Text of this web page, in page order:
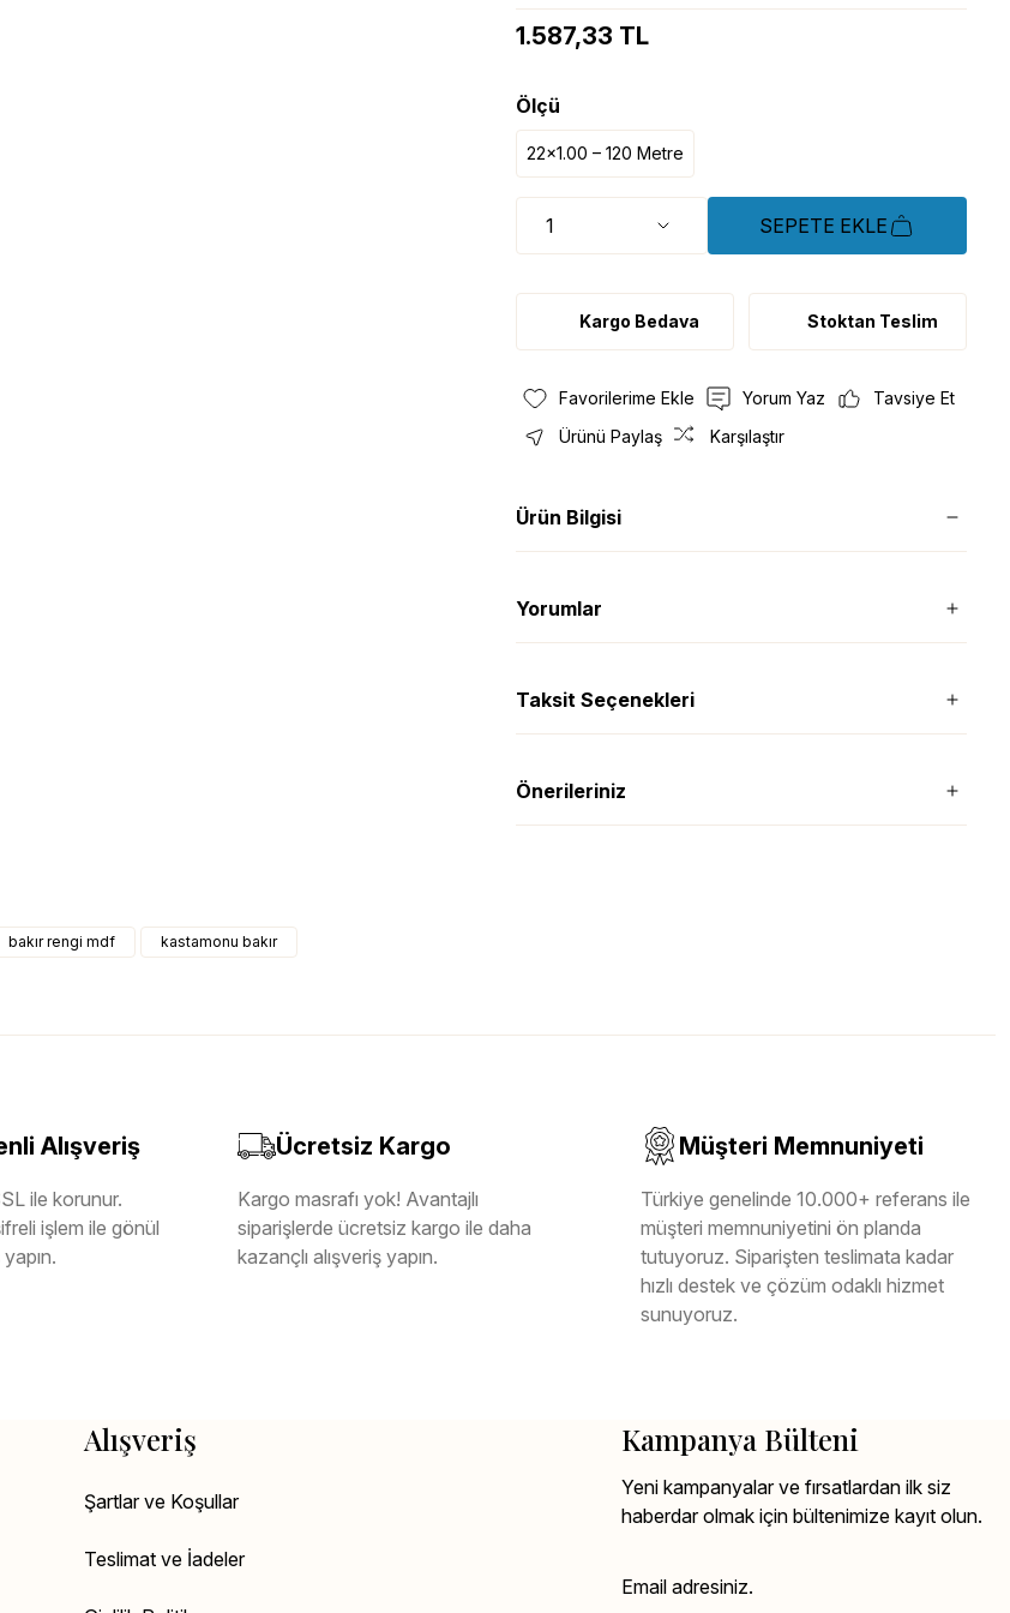
1.587,33 TL
Ölçü
22x1.00 – 120 Metre
SEPETE EKLE
Kargo Bedava Stoktan Teslim
Yorum Yaz
Tavsiye Et
Ürünü Paylaş
Karşılaştır
Ürün Bilgisi
Yorumlar
Taksit Seçenekleri
Önerileriniz
bakır rengi mdf kastamonu bakır
Alışveriş
ile korunur.
işlem ile gönül
Ücretsiz Kargo
Kargo masrafı yok! Avantajlı
siparişlerde ücretsiz kargo ile daha
kazançlı alışveriş yapın.
Müşteri Memnuniyeti
Türkiye genelinde 10.000+ referans ile
müşteri memnuniyetini ön planda
tutuyoruz. Siparişten teslimata kadar
hızlı destek ve çözüm odaklı hizmet
sunuyoruz.
Alışveriş
Şartlar ve Koşullar
Teslimat ve İadeler
Kampanya Bülteni
Yeni kampanyalar ve fırsatlardan ilk siz
haberdar olmak için bültenimize kayıt olun.